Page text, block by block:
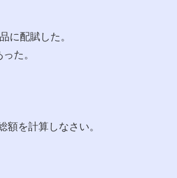
に配賦した。
た。
を計算しなさい。